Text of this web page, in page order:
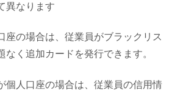
異なります
座の場合は、従業員がブラックリス
なく追加カードを発行できます。
個人口座の場合は、従業員の信用情